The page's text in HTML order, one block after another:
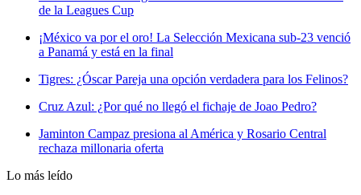
de la Leagues Cup
¡México va por el oro! La Selección Mexicana sub-23 venció
a Panamá y está en la final
Tigres: ¿Óscar Pareja una opción verdadera para los Felinos?
Cruz Azul: ¿Por qué no llegó el fichaje de Joao Pedro?
Jaminton Campaz presiona al América y Rosario Central
rechaza millonaria oferta
Lo más leído